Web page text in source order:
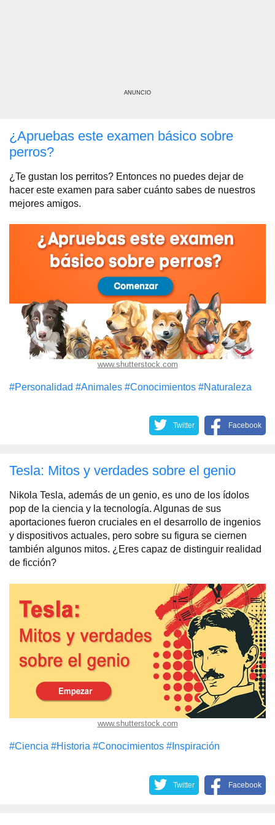
ANUNCIO
¿Apruebas este examen básico sobre
perros?
¿Te gustan los perritos? Entonces no puedes dejar de
hacer este examen para saber cuánto sabes de nuestros
mejores amigos.
www.shutterstock.com
#Personalidad #Animales #Conocimientos #Naturaleza
Twitter Facebook
Tesla: Mitos y verdades sobre el genio
Nikola Tesla, además de un genio, es uno de los ídolos
pop de la ciencia y la tecnología. Algunas de sus
aportaciones fueron cruciales en el desarrollo de ingenios
y dispositivos actuales, pero sobre su figura se ciernen
también algunos mitos. ¿Eres capaz de distinguir realidad
de ficción?
www.shutterstock.com
#Сiencia #Historia #Conocimientos #Inspiración
Twitter Facebook